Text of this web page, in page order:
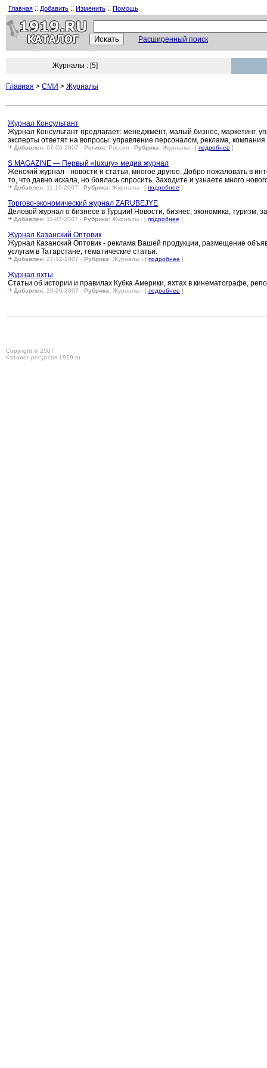
Главная :: Добавить :: Изменить :: Помощь
Расширенный поиск
Журналы : [5]
Главная > СМИ > Журналы
Журнал Консультант
Журнал Консультант предлагает: менеджмент, малый бизнес, маркетинг,
эксперты ответят на вопросы: управление персоналом, реклама,
Добавлен: 07-06-2007 - Регион: Россия - Рубрика: Журналы - [ подробнее ]
S MAGAZINE — Первый «luxury» медиа журнал
Женский журнал - новости и статьи, многое другое. Добро пожаловать в
то, что давно искала, но боялась спросить. Заходите и узнаете много
Добавлен: 11-10-2007 - Рубрика: Журналы - [ подробнее ]
Торгово-экономический журнал ZARUBEJYE
Деловой журнал о бизнесе в Турции! Новости, бизнес, экономика, туризм,
Добавлен: 11-07-2007 - Рубрика: Журналы - [ подробнее ]
Журнал Казанский Оптовик
Журнал Казанский Оптовик - реклама Вашей продукции, размещение
услугам в Татарстане, тематические статьи.
Добавлен: 27-12-2007 - Рубрика: Журналы - [ подробнее ]
Журнал яхты
Статьи об истории и правилах Кубка Америки, яхтах в кинематографе,
Добавлен: 20-06-2007 - Рубрика: Журналы - [ подробнее ]
Copyright © 2007
Каталог ресурсов 1919.ru